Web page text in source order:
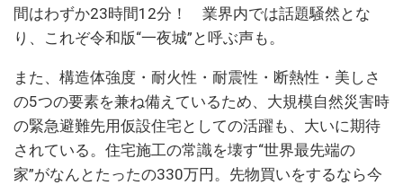
間はわずか23時間12分！ 業界内では話題騒然とな
り、これぞ令和版“一夜城”と呼ぶ声も。
また、構造体強度・耐火性・耐震性・断熱性・美しさ
の5つの要素を兼ね備えているため、大規模自然災害時
の緊急避難先用仮設住宅としての活躍も、大いに期待
されている。住宅施工の常識を壊す“世界最先端の
家”がなんとたったの330万円。先物買いをするなら今